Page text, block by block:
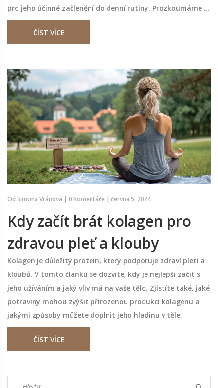
pro jeho účinné začlenění do denní rutiny. Prozkoumáme i
vědecká zjištění o jeho účincích a poradíme, na co si dát
pozor při výběru vhodného produktu.
ČÍST VÍCE
Od Simona Vránová | 0 Komentáře | června 5, 2024
Kdy začít brát kolagen pro
zdravou pleť a klouby
Kolagen je důležitý protein, který podporuje zdraví pleti a
kloubů. V tomto článku se dozvíte, kdy je nejlepší začít s
jeho užíváním a jaký vliv má na vaše tělo. Zjistíte také, jaké
potraviny mohou zvýšit přirozenou produkci kolagenu a
jakými způsoby můžete doplnit jeho hladinu v těle.
ČÍST VÍCE